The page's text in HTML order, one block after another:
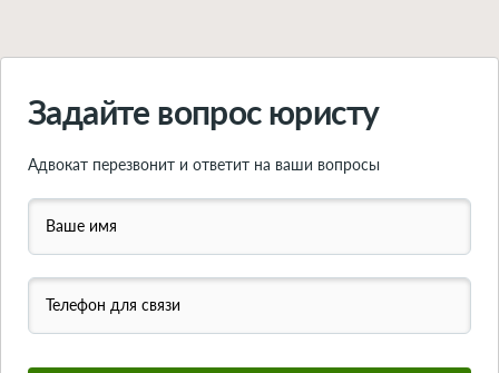
Задайте вопрос юристу
Адвокат перезвонит и ответит на ваши вопросы
Ваше имя
Телефон для связи